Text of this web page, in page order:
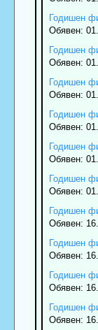
Годишен
Обявен:
Годишен
Обявен:
Годишен
Обявен:
Годишен
Обявен:
Годишен
Обявен:
Годишен
Обявен:
Годишен
Обявен:
Годишен
Обявен:
Годишен
Обявен:
Годишен
Обявен: